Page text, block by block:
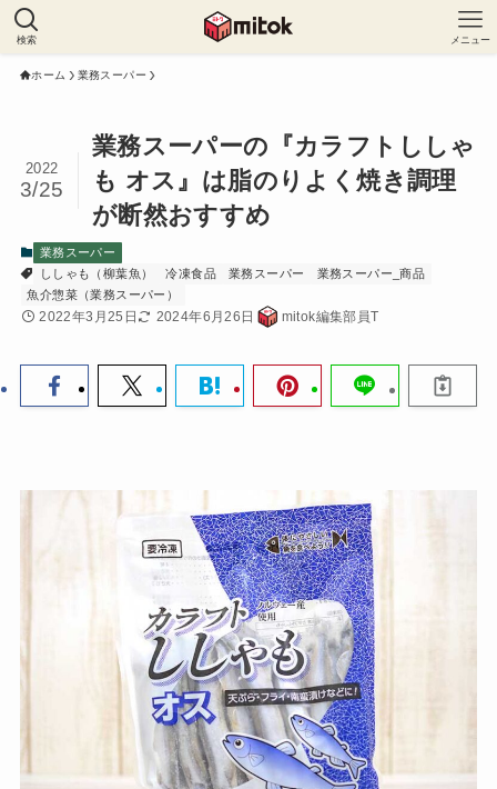
検索 メニュー
ホーム 業務スーパー
業務スーパーの『カラフトししゃ
も オス』は脂のりよく焼き調理
が断然おすすめ
2022
3/25
業務スーパー
ししゃも（柳葉魚）
冷凍食品 業務スーパー
業務スーパー_商品
魚介惣菜（業務スーパー）
2022年3月25日 2024年6月26日 mitok編集部員T